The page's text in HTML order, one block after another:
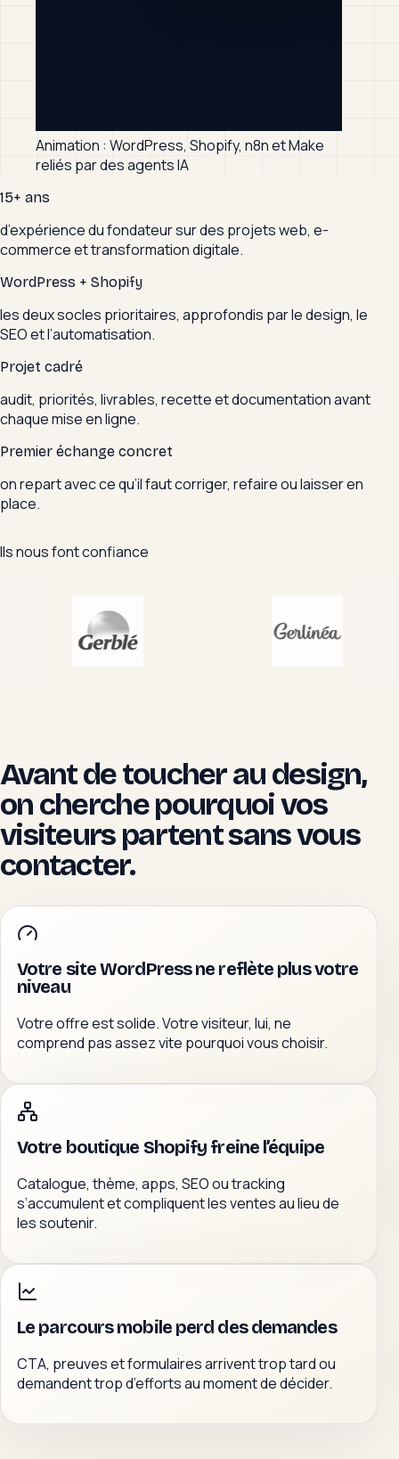
Animation : WordPress, Shopify, n8n et Make
reliés par des agents IA
15+ ans
d’expérience du fondateur sur des projets web, e-
commerce et transformation digitale.
WordPress + Shopify
les deux socles prioritaires, approfondis par le design, le
SEO et l’automatisation.
Projet cadré
audit, priorités, livrables, recette et documentation avant
chaque mise en ligne.
Premier échange concret
on repart avec ce qu’il faut corriger, refaire ou laisser en
place.
Ils nous font confiance
Avant de toucher au design,
on cherche pourquoi vos
visiteurs partent sans vous
contacter.
Votre site WordPress ne reflète plus votre
niveau
Votre offre est solide. Votre visiteur, lui, ne
comprend pas assez vite pourquoi vous choisir.
Votre boutique Shopify freine l’équipe
Catalogue, thème, apps, SEO ou tracking
s’accumulent et compliquent les ventes au lieu de
les soutenir.
Le parcours mobile perd des demandes
CTA, preuves et formulaires arrivent trop tard ou
demandent trop d’efforts au moment de décider.